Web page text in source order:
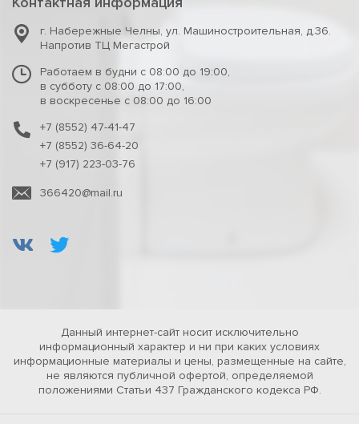
г. Набережные Челны, ул. Машиностроительная, д.36.
Напротив ТЦ Мегастрой
Работаем в будни с 08:00 до 19:00,
в субботу с 08:00 до 17:00,
в воскресенье с 08:00 до 16:00
+7 (8552) 47-41-47
+7 (8552) 36-64-20
+7 (917) 223-03-76
366420@mail.ru
Данный интернет-сайт носит исключительно
информационный характер и ни при каких условиях
информационные материалы и цены, размещенные на сайте,
не являются публичной офертой, определяемой
положениями Статьи 437 Гражданского кодекса РФ.